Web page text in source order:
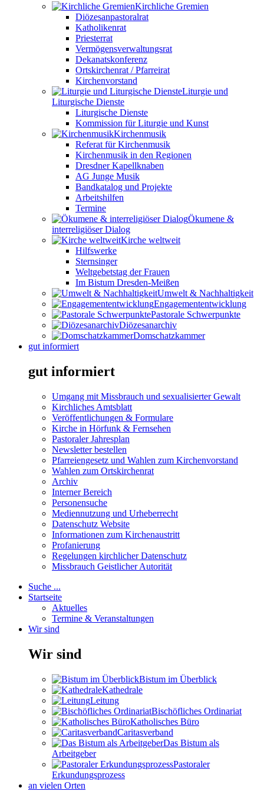
Kirchliche Gremien
Diözesanpastoralrat
Katholikenrat
Priesterrat
Vermögensverwaltungsrat
Dekanatskonferenz
Ortskirchenrat / Pfarreirat
Kirchenvorstand
Liturgie und
Liturgische Dienste
Liturgische Dienste
Kommission für Liturgie und Kunst
Kirchenmusik
Referat für Kirchenmusik
Kirchenmusik in den Regionen
Dresdner Kapellknaben
AG Junge Musik
Bandkatalog und Projekte
Arbeitshilfen
Termine
Ökumene &
interreligiöser Dialog
Kirche weltweit
Hilfswerke
Sternsinger
Weltgebetstag der Frauen
Im Bistum Dresden-Meißen
Umwelt & Nachhaltigkeit
Engagemententwicklung
Pastorale Schwerpunkte
Diözesanarchiv
Domschatzkammer
gut informiert
gut informiert
Umgang mit Missbrauch und sexualisierter Gewalt
Kirchliches Amtsblatt
Veröffentlichungen & Formulare
Kirche in Hörfunk & Fernsehen
Pastoraler Jahresplan
Newsletter bestellen
Pfarreiengesetz und Wahlen zum Kirchenvorstand
Wahlen zum Ortskirchenrat
Archiv
Interner Bereich
Personensuche
Mediennutzung und Urheberrecht
Datenschutz Website
Informationen zum Kirchenaustritt
Profanierung
Regelungen kirchlicher Datenschutz
Missbrauch Geistlicher Autorität
Suche ...
Startseite
Aktuelles
Termine & Veranstaltungen
Wir sind
Wir sind
Bistum im Überblick
Kathedrale
Leitung
Bischöfliches Ordinariat
Katholisches Büro
Caritasverband
Das Bistum als
Arbeitgeber
Pastoraler
Erkundungsprozess
an vielen Orten